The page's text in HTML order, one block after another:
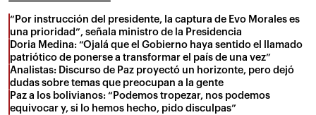
“Por instrucción del presidente, la captura de Evo Morales es
una prioridad”, señala ministro de la Presidencia
Doria Medina: “Ojalá que el Gobierno haya sentido el llamado
patriótico de ponerse a transformar el país de una vez”
Analistas: Discurso de Paz proyectó un horizonte, pero dejó
dudas sobre temas que preocupan a la gente
Paz a los bolivianos: “Podemos tropezar, nos podemos
equivocar y, si lo hemos hecho, pido disculpas”